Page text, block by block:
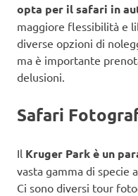
opta per il safari in
maggiore flessibilità e
diverse opzioni di
ma è importante
delusioni.
Safari
Il Kruger Park è un
vasta gamma di specie
Ci sono diversi tour